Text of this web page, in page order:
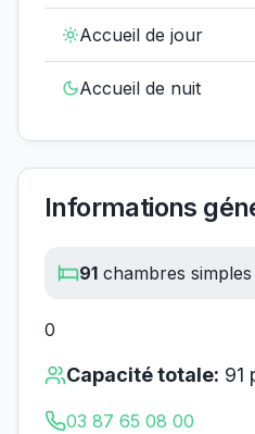
Accueil de jour
Accueil de nuit
Informations
91 chambres simples
0
Capacité totale: 91
03 87 65 08 00